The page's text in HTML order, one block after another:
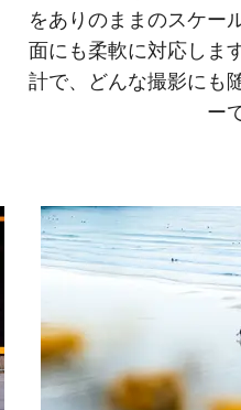
をありのままのスケー
面にも柔軟に対応しま
計で、どんな撮影にも
ー